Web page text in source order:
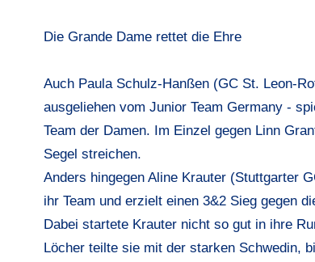
Die Grande Dame rettet die Ehre
Auch Paula Schulz-Hanßen (GC St. Leon-
ausgeliehen vom Junior Team Germany -
Team der Damen. Im Einzel gegen Linn
Segel streichen.
Anders hingegen Aline Krauter (Stuttgarter
ihr Team und erzielt einen 3&2 Sieg gegen
Dabei startete Krauter nicht so gut in ihre
Löcher teilte sie mit der starken Schwedin,